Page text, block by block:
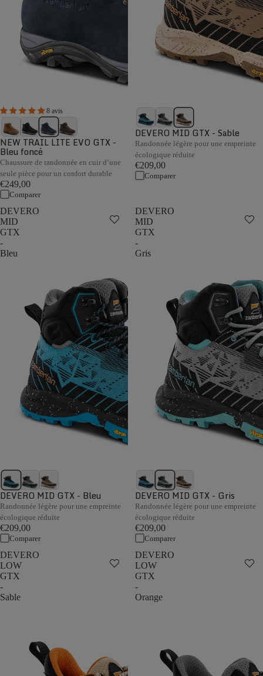
8 avis
NEW TRAIL LITE EVO GTX -
Bleu foncé
Chaussure de randonnée en cuir d’une
seule pièce pour un confort durable
€249,00
Comparer
DEVERO MID GTX - Sable
Randonnée légère pour une empreinte
écologique réduite
€209,00
Comparer
DEVERO
MID
GTX
-
Bleu
DEVERO MID GTX - Bleu
Randonnée légère pour une empreinte
écologique réduite
€209,00
Comparer
DEVERO
MID
GTX
-
Gris
DEVERO MID GTX - Gris
Randonnée légère pour une empreinte
écologique réduite
€209,00
Comparer
DEVERO
LOW
GTX
-
Sable
DEVERO
LOW
GTX
-
Orange